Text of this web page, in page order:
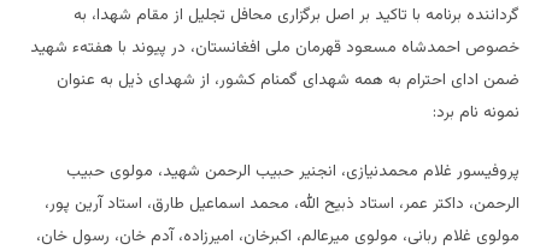
گرداننده برنامه با تاکید بر اصل برگزاری محافل تجلیل از مقام شهدا، به
خصوص احمدشاه مسعود قهرمان ملی افغانستان، در پیوند با هفتهء شهید
ضمن ادای احترام به همه شهدای گمنام کشور، از شهدای ذیل به عنوان
نمونه نام برد:
پروفیسور غلام محمدنیازی، انجنیر حبیب الرحمن شهید، مولوی حبیب
الرحمن، داکتر عمر، استاد ذبیح الله، محمد اسماعیل طارق، استاد آرین پور،
مولوی غلام ربانی، مولوی میرعالم، اکبرخان، امیرزاده، آدم خان، رسول خان،